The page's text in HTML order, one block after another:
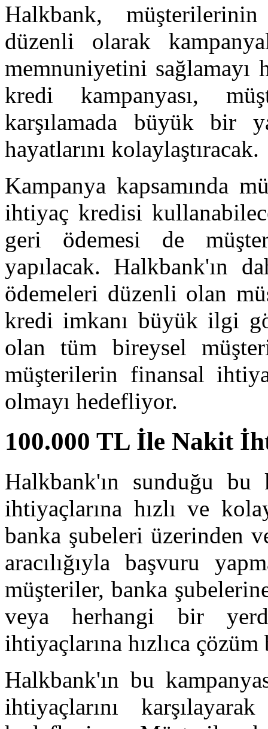
Halkbank,
düzenli olarak
memnuniyetini sağlamayı
kredi kampanyası,
karşılamada büyük bir
hayatlarını kolaylaştıracak.
Kampanya kapsamında
ihtiyaç kredisi
geri ödemesi de
yapılacak. Halkbank'ın
ödemeleri düzenli olan
kredi imkanı büyük ilgi
olan tüm bireysel
müşterilerin finansal
olmayı hedefliyor.
100.000 TL İle Nakit
Halkbank'ın sunduğu bu
ihtiyaçlarına hızlı ve
banka şubeleri üzerinden
aracılığıyla başvuru
müşteriler, banka
veya herhangi bir
ihtiyaçlarına hızlıca
Halkbank'ın bu
ihtiyaçlarını